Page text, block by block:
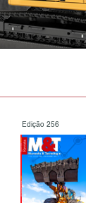
Edição 256